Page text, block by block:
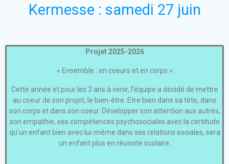
Kermesse : samedi 27 juin
Projet 2025-2026
« Ensemble : en coeurs et en corps »
Cette année et pour les 3 ans à venir, l’équipe a décidé de mettre
au coeur de son projet, le bien-être. Etre bien dans sa tête, dans
son corps et dans son coeur. Développer son attention aux autres,
son empathie, ses compétences psychosociales avec la certitude
qu’un enfant bien avec lui-même dans ses relations sociales, sera
un enfant plus en réussite scolaire.